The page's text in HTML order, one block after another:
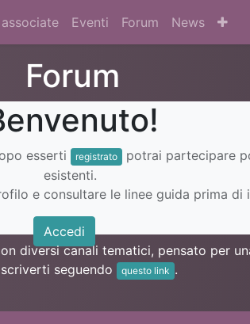
Eventi Forum News
Forum
esserti registrato
potrai partecipare
esistenti.
e consultare le linee guida prima di
Accedi
diversi canali tematici, pensato per
seguendo
questo link .